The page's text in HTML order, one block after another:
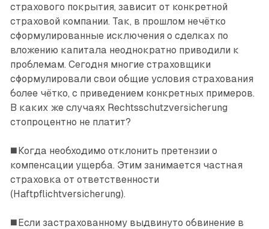
страхового покрытия, зависит от конкретной
страховой компании. Так, в прошлом нечётко
сформулированные исключения o сделках по
вложению капитала неоднократно приводили к
проблемам. Сегодня многие страховщики
сформулировали свои общие условия страхования
более чётко, с приведением конкретных примеров.
В каких же случаях Rechtsschutzversicherung
стопроцентно не платит?
◼️ Когда необходимо отклонить претензии о
компенсации ущерба. Этим занимается частная
страховка от ответственности
(Haftpflichtversicherung).
◼️ Если застрахованному выдвинуто обвинение в